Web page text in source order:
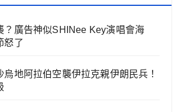
？廣告神似SHINee Key演唱會海
了
地阿拉伯空襲伊拉克親伊朗民兵！